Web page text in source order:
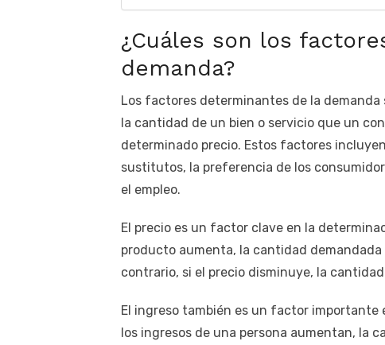
¿Cuáles son los
demanda?
Los factores determinantes de la
la cantidad de un bien o servicio que un
determinado precio. Estos factores
sustitutos, la preferencia de los
el empleo.
El precio es un factor clave en la
producto aumenta, la cantidad
contrario, si el precio disminuye, la
El ingreso también es un factor importante
los ingresos de una persona aumentan, la